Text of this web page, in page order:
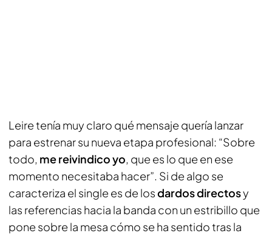
Leire tenía muy claro qué mensaje quería lanzar
para estrenar su nueva etapa profesional: “Sobre
todo, me reivindico yo, que es lo que en ese
momento necesitaba hacer”. Si de algo se
caracteriza el single es de losdardos directosy
las referencias hacia la banda con un estribillo que
pone sobre la mesa cómo se ha sentido tras la